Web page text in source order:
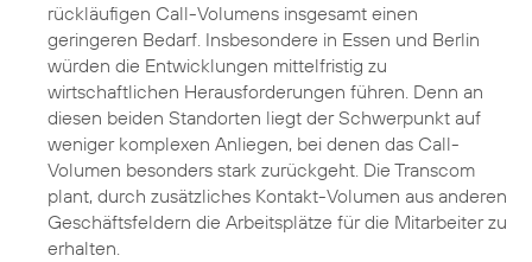
rückläufigen Call-Volumens insgesamt einen
geringeren Bedarf. Insbesondere in Essen und Berlin
würden die Entwicklungen mittelfristig zu
wirtschaftlichen Herausforderungen führen. Denn an
diesen beiden Standorten liegt der Schwerpunkt auf
weniger komplexen Anliegen, bei denen das Call-
Volumen besonders stark zurückgeht. Die Transcom
plant, durch zusätzliches Kontakt-Volumen aus anderen
Geschäftsfeldern die Arbeitsplätze für die Mitarbeiter zu
erhalten.